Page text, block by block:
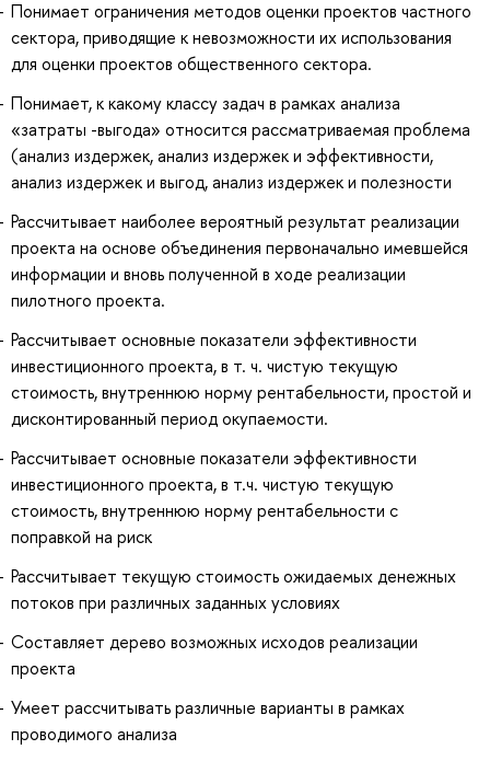
Понимает ограничения методов оценки проектов частного
сектора, приводящие к невозможности их использования
для оценки проектов общественного сектора.
Понимает, к какому классу задач в рамках анализа
«затраты -выгода» относится рассматриваемая проблема
(анализ издержек, анализ издержек и эффективности,
анализ издержек и выгод, анализ издержек и полезности
Рассчитывает наиболее вероятный результат реализации
проекта на основе объединения первоначально имевшейся
информации и вновь полученной в ходе реализации
пилотного проекта.
Рассчитывает основные показатели эффективности
инвестиционного проекта, в т. ч. чистую текущую
стоимость, внутреннюю норму рентабельности, простой и
дисконтированный период окупаемости.
Рассчитывает основные показатели эффективности
инвестиционного проекта, в т.ч. чистую текущую
стоимость, внутреннюю норму рентабельности с
поправкой на риск
Рассчитывает текущую стоимость ожидаемых денежных
потоков при различных заданных условиях
Составляет дерево возможных исходов реализации
проекта
Умеет рассчитывать различные варианты в рамках
проводимого анализа